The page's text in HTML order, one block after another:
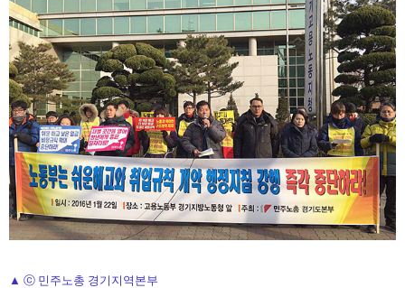
▲ ⓒ 민주노총 경기지역본부